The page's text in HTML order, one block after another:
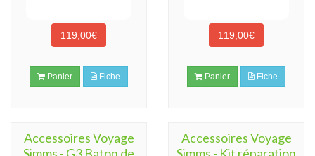
119,00€
Panier Fiche
119,00€
Panier Fiche
Accessoires Voyage
Accessoires Voyage